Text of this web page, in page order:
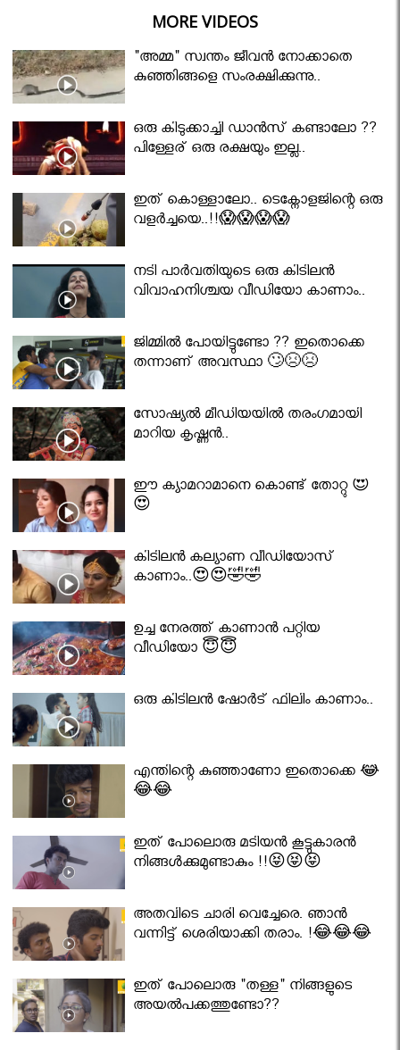
MORE VIDEOS
"അമ്മ" സ്വന്തം ജീവൻ നോക്കാതെ
കുഞ്ഞിങ്ങളെ സംരക്ഷിക്കുന്നു..
ഒരു കിടുക്കാച്ചി ഡാൻസ് കണ്ടാലോ ??
പിള്ളേര് ഒരു രക്ഷയും ഇല്ല..
ഇത് കൊള്ളാലോ.. ടെക്നോളജിന്റെ ഒരു
വളർച്ചയെ..!!😱😱😱😱
നടി പാർവതിയുടെ ഒരു കിടിലൻ
വിവാഹനിശ്ചയ വീഡിയോ കാണാം..
ജിമ്മിൽ പോയിട്ടുണ്ടോ ?? ഇതൊക്കെ
തന്നാണ് അവസ്ഥാ 🙄😣😣
സോഷ്യൽ മീഡിയയിൽ തരംഗമായി
മാറിയ കൃഷ്ണൻ..
ഈ ക്യാമറാമാനെ കൊണ്ട് തോറ്റു 😍
😍
കിടിലൻ കല്യാണ വീഡിയോസ്
കാണാം..😍😍🤣🤣
ഉച്ച നേരത്ത് കാണാൻ പറ്റിയ
വീഡിയോ 😇😇
ഒരു കിടിലൻ ഷോർട് ഫിലിം കാണാം..
എന്തിന്റെ കുഞ്ഞാണോ ഇതൊക്കെ 😂
😂😂
ഇത് പോലൊരു മടിയൻ കൂട്ടുകാരൻ
നിങ്ങൾക്കുമുണ്ടാകും !!😝😝😝
അതവിടെ ചാരി വെച്ചേരെ. ഞാൻ
വന്നിട്ട് ശെരിയാക്കി തരാം. !😂😂😂
ഇത് പോലൊരു "തള്ള" നിങ്ങളുടെ
അയല്‍പക്കത്തുണ്ടോ??